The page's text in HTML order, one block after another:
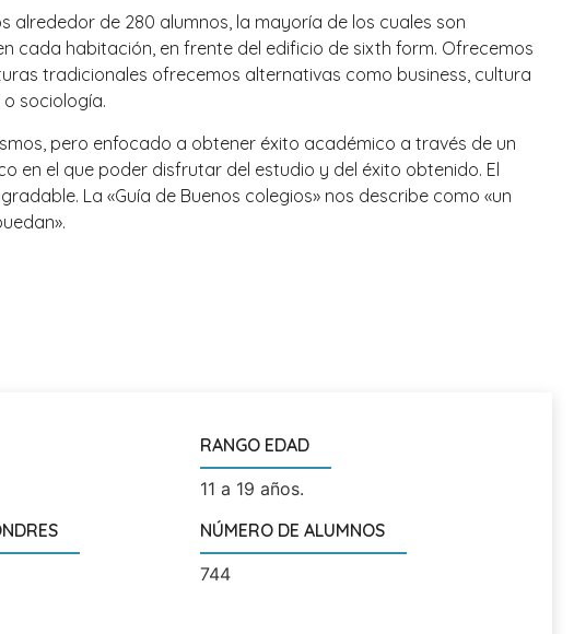
alrededor de 280 alumnos, la mayoría de los cuales son
cada habitación, en frente del edificio de sixth form. Ofrecemos
tradicionales ofrecemos alternativas como business, cultura
sociología.
pero enfocado a obtener éxito académico a través de un
en el que poder disfrutar del estudio y del éxito obtenido. El
La «Guía de Buenos colegios» nos describe como «un
RANGO EDAD
11 a 19 años.
NÚMERO DE ALUMNOS
744